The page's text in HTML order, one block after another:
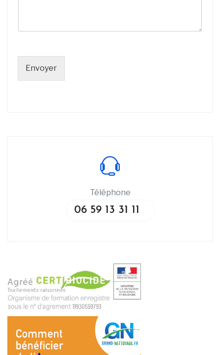
Envoyer
Téléphone
06 59 13 31 11